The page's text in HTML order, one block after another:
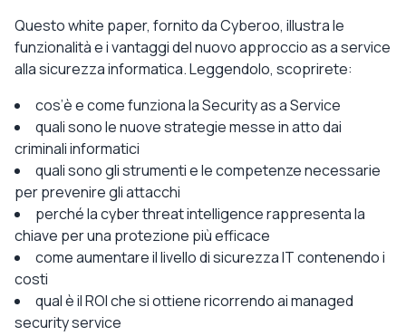
Questo white paper, fornito da Cyberoo, illustra le
funzionalità e i vantaggi del nuovo approccio as a service
alla sicurezza informatica. Leggendolo, scoprirete:
cos’è e come funziona la Security as a Service
quali sono le nuove strategie messe in atto dai
criminali informatici
quali sono gli strumenti e le competenze necessarie
per prevenire gli attacchi
perché la cyber threat intelligence rappresenta la
chiave per una protezione più efficace
come aumentare il livello di sicurezza IT contenendo i
costi
qual è il ROI che si ottiene ricorrendo ai managed
security service